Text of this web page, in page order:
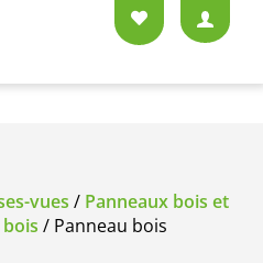
vues / Panneaux bois et
/ Panneau bois